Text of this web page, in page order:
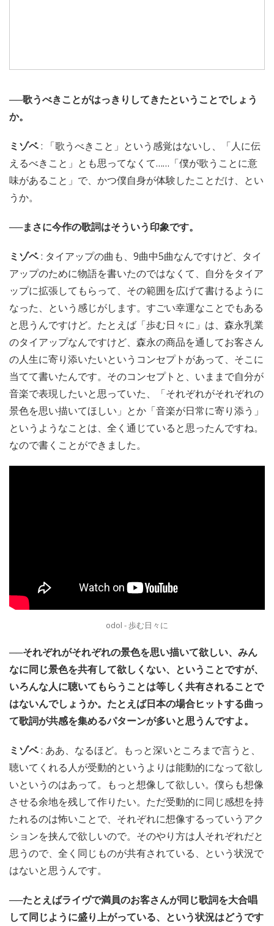
──歌うべきことがはっきりしてきたということでしょう
か。
ミゾベ: 「歌うべきこと」という感覚はないし、「人に伝
えるべきこと」とも思ってなくて……「僕が歌うことに意
味があること」で、かつ僕自身が体験したことだけ、とい
うか。
──まさに今作の歌詞はそういう印象です。
ミゾベ: タイアップの曲も、9曲中5曲なんですけど、タイ
アップのために物語を書いたのではなくて、自分をタイア
ップに拡張してもらって、その範囲を広げて書けるように
なった、という感じがします。すごい幸運なことでもある
と思うんですけど。たとえば「歩む日々に」は、森永乳業
のタイアップなんですけど、森永の商品を通してお客さん
の人生に寄り添いたいというコンセプトがあって、そこに
当てて書いたんです。そのコンセプトと、いままで自分が
音楽で表現したいと思っていた、「それぞれがそれぞれの
景色を思い描いてほしい」とか「音楽が日常に寄り添う」
というようなことは、全く通じていると思ったんですね。
なので書くことができました。
odol - 歩む日々に
──それぞれがそれぞれの景色を思い描いて欲しい、みん
なに同じ景色を共有して欲しくない、ということですが、
いろんな人に聴いてもらうことは等しく共有されることで
はないんでしょうか。たとえば日本の場合ヒットする曲っ
て歌詞が共感を集めるパターンが多いと思うんですよ。
ミゾベ: ああ、なるほど。もっと深いところまで言うと、
聴いてくれる人が受動的というよりは能動的になって欲し
いというのはあって。もっと想像して欲しい。僕らも想像
させる余地を残して作りたい。ただ受動的に同じ感想を持
たれるのは怖いことで、それぞれに想像するっていうアク
ションを挟んで欲しいので。そのやり方は人それぞれだと
思うので、全く同じものが共有されている、という状況で
はないと思うんです。
──たとえばライヴで満員のお客さんが同じ歌詞を大合唱
して同じように盛り上がっている、という状況はどうです